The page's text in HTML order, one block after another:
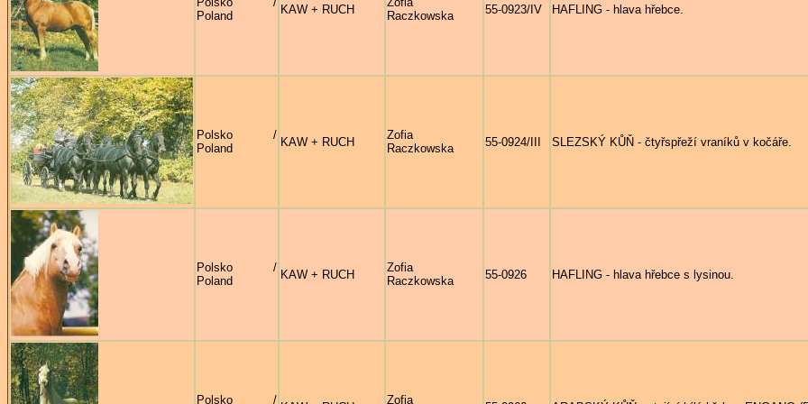
Poland
KAW + RUCH
Raczkowska
55-0923/IV HAFLING - hlava hřebce.
Polsko /
Poland
KAW + RUCH
Zofia
Raczkowska
55-0924/III SLEZSKÝ KŮŇ - čtyřspřeží vraníků v kočáře.
Polsko /
Poland
KAW + RUCH
Zofia
Raczkowska
55-0926 HAFLING - hlava hřebce s lysinou.
Polsko / Zofia